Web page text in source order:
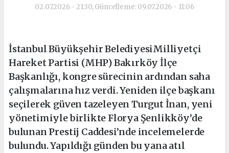
02.07.2026 - 21:30, Güncelleme: 09.07.2026 - 11:06
İstanbul Büyükşehir BelediyesiMilliyetçi
Hareket Partisi (MHP) Bakırköy İlçe
Başkanlığı, kongre sürecinin ardından saha
çalışmalarına hız verdi. Yeniden ilçe başkanı
seçilerek güven tazeleyen Turgut İnan, yeni
yönetimiyle birlikte Florya Şenlikköy’de
bulunan Prestij Caddesi’nde incelemelerde
bulundu. Yapıldığı günden bu yana atıl